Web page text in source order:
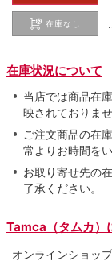
在庫なし
在庫状況について
当店では商品在
映されておりませ
ご注文商品の在
常よりお時間を
お取り寄せ先の
了承ください。
Tamca（タムカ）
オンラインショッ